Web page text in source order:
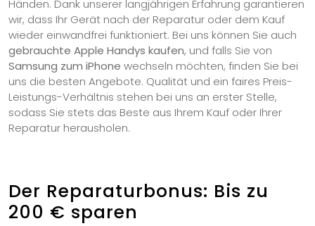
Händen. Dank unserer langjährigen Erfahrung garantieren
wir, dass Ihr Gerät nach der Reparatur oder dem Kauf
wieder einwandfrei funktioniert. Bei uns können Sie auch
gebrauchte Apple Handys kaufen, und falls Sie von
Samsung zum iPhone wechseln möchten, finden Sie bei
uns die besten Angebote. Qualität und ein faires Preis-
Leistungs-Verhältnis stehen bei uns an erster Stelle,
sodass Sie stets das Beste aus Ihrem Kauf oder Ihrer
Reparatur herausholen.
Der Reparaturbonus: Bis zu
200 € sparen